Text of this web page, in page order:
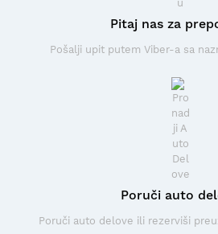
Pitaj nas za
Pošalji upit putem Viber-a sa
Poruči auto
Poruči auto delove ili rezerviši